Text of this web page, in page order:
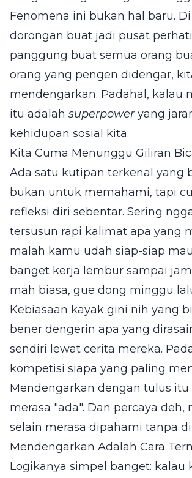
Fenomena ini bukan hal baru.
dorongan buat jadi pusat
panggung buat semua orang
orang yang pengen didengar,
mendengarkan. Padahal,
itu adalah superpoweryang
kehidupan sosial kita.
Kita Cuma Menunggu Giliran
Ada satu kutipan terkenal yang
bukan untuk memahami, tapi
refleksi diri sebentar. Sering
tersusun rapi kalimat apa yang
malah kamu udah siap-siap
banget kerja lembur sampai
mah biasa, gue dong minggu
Kebiasaan kayak gini nih yang
bener dengerin apa yang
sendiri lewat cerita mereka.
kompetisi siapa yang paling
Mendengarkan dengan tulus
merasa "ada". Dan percaya
selain merasa dipahami tanpa
Mendengarkan Adalah Cara
Logikanya simpel banget: